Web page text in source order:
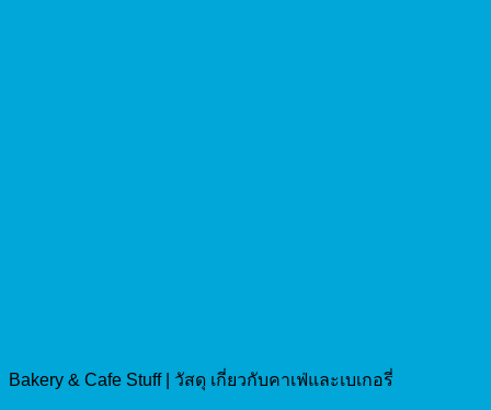
Bakery & Cafe Stuff | วัสดุ เกี่ยวกับคาเฟ่และเบเกอรี่